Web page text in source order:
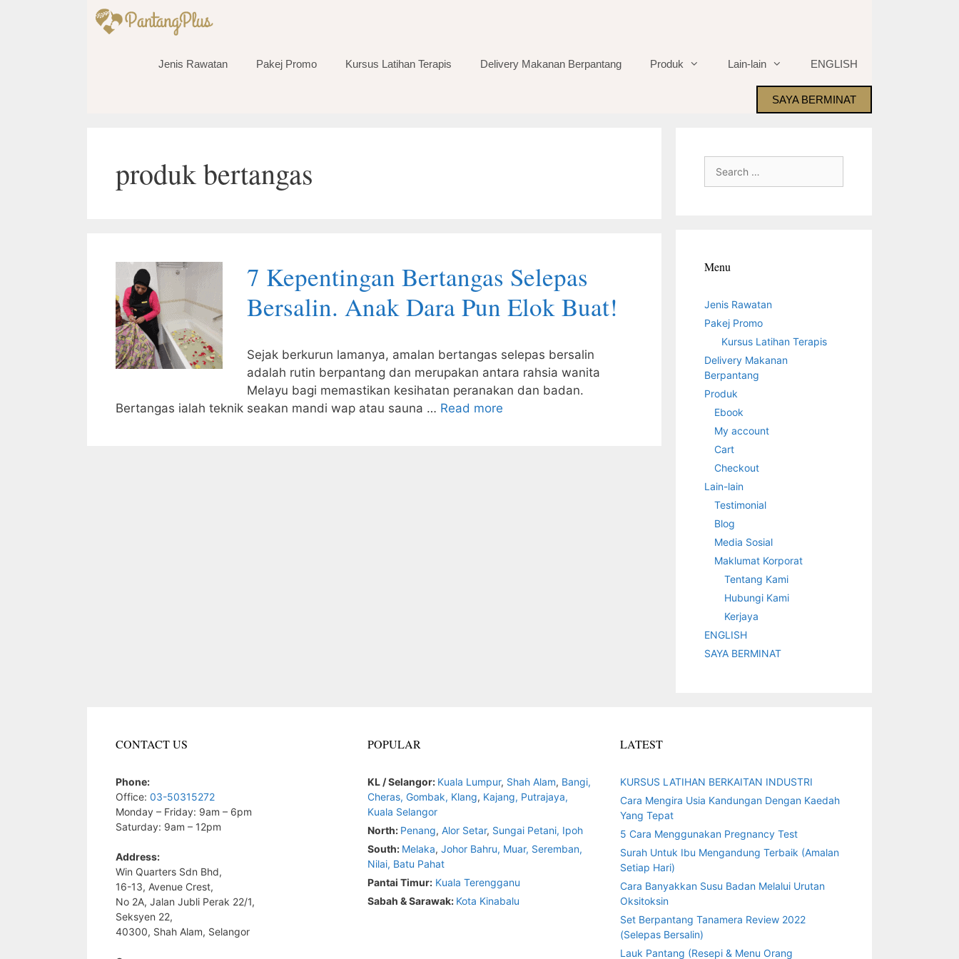
Jenis Rawatan Pakej Promo Kursus Latihan Terapis Delivery Makanan Berpantang Produk Lain-lain ENGLISH
SAYA BERMINAT
produk bertangas
7 Kepentingan Bertangas Selepas
Bersalin. Anak Dara Pun Elok Buat!
Sejak berkurun lamanya, amalan bertangas selepas bersalin
adalah rutin berpantang dan merupakan antara rahsia wanita
Melayu bagi memastikan kesihatan peranakan dan badan.
Bertangas ialah teknik seakan mandi wap atau sauna … Read more
for:
Menu
Jenis Rawatan
Pakej Promo
Kursus Latihan Terapis
Delivery Makanan
Berpantang
Produk
Ebook
My account
Cart
Checkout
Lain-lain
Testimonial
Blog
Media Sosial
Maklumat Korporat
Tentang Kami
Hubungi Kami
Kerjaya
ENGLISH
SAYA BERMINAT
CONTACT US
Phone:
Office: 03-50315272
Monday – Friday: 9am – 6pm
Saturday: 9am – 12pm
Address:
Win Quarters Sdn Bhd,
16-13, Avenue Crest,
No 2A, Jalan Jubli Perak 22/1,
Seksyen 22,
40300, Shah Alam, Selangor
POPULAR
KL / Selangor: Kuala Lumpur, Shah Alam, Bangi,
Cheras, Gombak, Klang, Kajang, Putrajaya,
Kuala Selangor
North: Penang,Alor Setar, Sungai Petani, Ipoh
South: Melaka,Johor Bahru, Muar, Seremban,
Nilai, Batu Pahat
Pantai Timur: Kuala Terengganu
Sabah & Sarawak: Kota Kinabalu
LATEST
KURSUS LATIHAN BERKAITAN INDUSTRI
Cara Mengira Usia Kandungan Dengan Kaedah
Yang Tepat
5 Cara Menggunakan Pregnancy Test
Surah Untuk Ibu Mengandung Terbaik (Amalan
Setiap Hari)
Cara Banyakkan Susu Badan Melalui Urutan
Oksitoksin
Set Berpantang Tanamera Review 2022
(Selepas Bersalin)
Lauk Pantang (Resepi & Menu Orang